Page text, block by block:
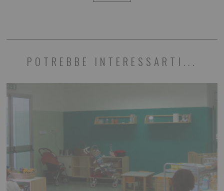
POTREBBE INTERESSARTI...